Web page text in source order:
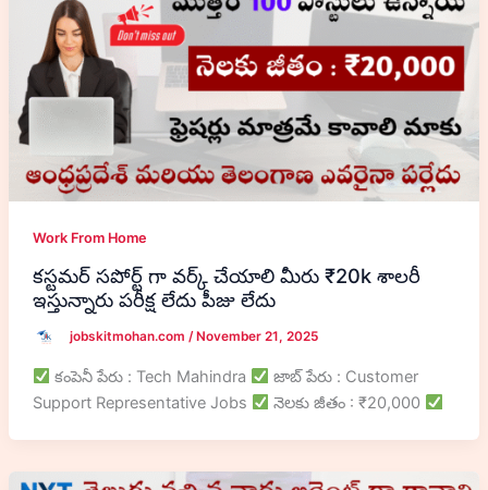
Work From Home
కస్టమర్ సపోర్ట్ గా వర్క్ చేయాలి మీరు ₹20k శాలరీ
ఇస్తున్నారు పరీక్ష లేదు పీజు లేదు
jobskitmohan.com /November 21, 2025
కంపెనీ పేరు : Tech Mahindra
జాబ్ పేరు : Customer
Support Representative Jobs
నెలకు జీతం : ₹20,000